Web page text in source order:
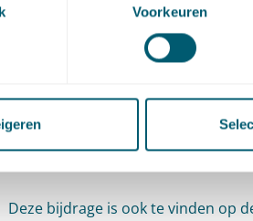
Voorkeuren
Deze bijdrage is ook te vinden op